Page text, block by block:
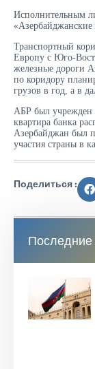
Исполнительным
«Азербайджанские
Транспортный
Европу с Юго-
железные дороги
по коридору
грузов в год, а в
АБР был учрежден
квартира банка
Азербайджан был
участия страны в
Поделиться :
Последние